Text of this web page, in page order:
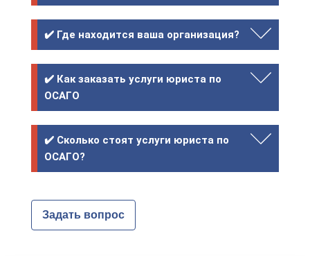
✔️ Где находится ваша организация?
✔️ Как заказать услуги юриста по
ОСАГО
✔️ Сколько стоят услуги юриста по
ОСАГО?
Задать вопрос